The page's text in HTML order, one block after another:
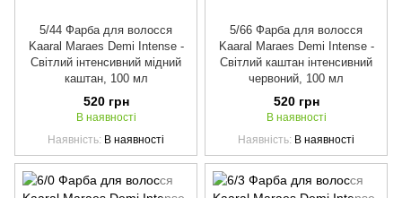
5/44 Фарба для волосся
Kaaral Maraes Demi Intense -
Світлий інтенсивний мідний
каштан, 100 мл
520 грн
В наявності
Наявність В наявності
5/66 Фарба для волосся
Kaaral Maraes Demi Intense -
Світлий каштан інтенсивний
червоний, 100 мл
520 грн
В наявності
Наявність В наявності